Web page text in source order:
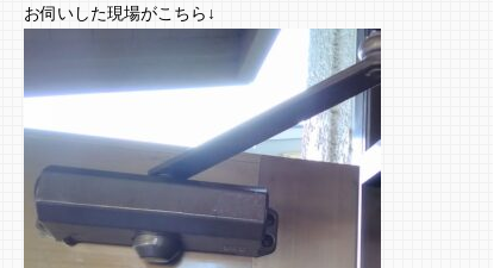
お伺いした現場がこちら↓